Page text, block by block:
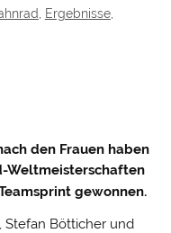
Ergebnisse,
den Frauen haben
Weltmeisterschaften
gewonnen.
Stefan Bötticher und